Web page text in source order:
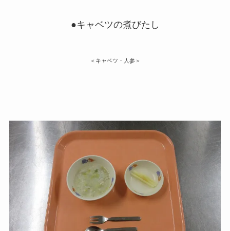
●キャベツの煮びたし
＜キャベツ・人参＞